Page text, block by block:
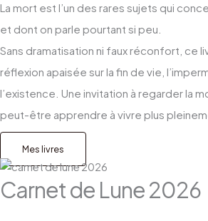
La mort est l’un des rares sujets qui
et dont on parle pourtant si peu.
Sans dramatisation ni faux réconfort, ce
réflexion apaisée sur la fin de vie,
l’existence. Une invitation à regarder la
peut-être apprendre à vivre plus
Mes livres
Carnet de Lune 2026